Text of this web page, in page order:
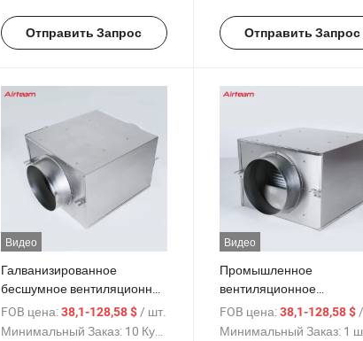
Отправить Запрос
для воздуховодов
Отправить Запрос
Видео
Галванизированное
бесшумное вентиляционное
оборудование для потолка,
вентилятор для вытяжки
FOB цена: 38,1-128,58 $/ шт.
Минимальный Заказ: 10 Куски
Видео
Промышленное
вентиляционное
оборудование для
HVAC, скрытый
FOB цена: 38,1-128,58 $
Минимальный Заказ: 1